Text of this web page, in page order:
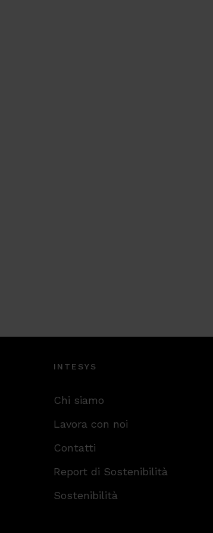
INTESYS
Chi siamo
Lavora con noi
Contatti
Report di Sostenibilità
Sostenibilità